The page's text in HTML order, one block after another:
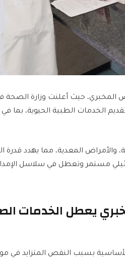
الخدمات الطبية الحيوية، بما
المعدية، مما يهدد قدرة
مستمر وتعطل في سلاسل
يعطل الخدمات
بسبب النقص المتزايد في